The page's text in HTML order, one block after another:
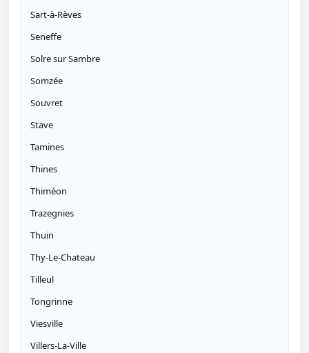
Sart-à-Rèves
Seneffe
Solre sur Sambre
Somzée
Souvret
Stave
Tamines
Thines
Thiméon
Trazegnies
Thuin
Thy-Le-Chateau
Tilleul
Tongrinne
Viesville
Villers-La-Ville